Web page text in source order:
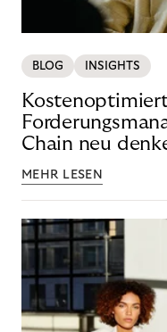
BLOG INSIGHTS
Chain neu
MEHR LESEN